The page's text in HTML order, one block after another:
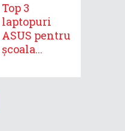
Top 3
laptopuri
ASUS pentru
școala...